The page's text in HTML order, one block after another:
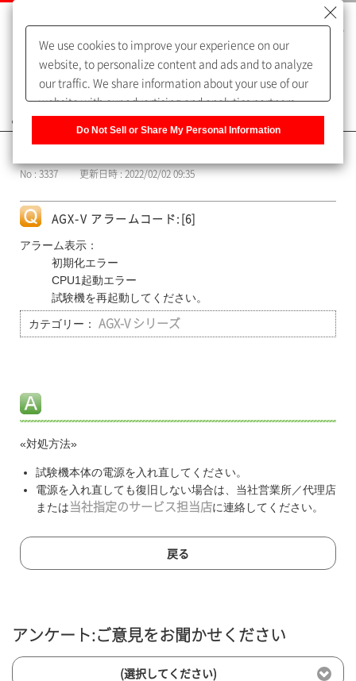
よくあるご質問（FAQ）
No : 3337 更新日時 : 2022/02/02 09:35
AGX-V アラームコード:[6]
アラーム表示：
初期化エラー
CPU1起動エラー
試験機を再起動してください。
カテゴリー： AGX-V シリーズ
«対処方法»
試験機本体の電源を入れ直してください。
電源を入れ直しても復旧しない場合は、当社営業所／代理店
または 当社指定のサービス担当店に連絡してください。
戻る
アンケート:ご意見をお聞かせください
(選択してください)
We use cookies to improve your experience on our
website, to personalize content and ads and to analyze
our traffic. We share information about your use of our
website with our advertising and analytics partners,
of our sharing information about you with our partners.
Information] to customize your cookie settings on our
Do Not Sell or Share My Personal Information